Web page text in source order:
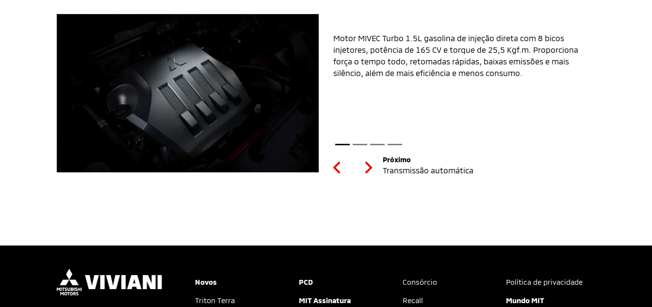
Motor MIVEC Turbo 1.5L gasolina de injeção direta com 8 bicos
injetores, potência de 165 CV e torque de 25,5 Kgf.m. Proporciona
força o tempo todo, retomadas rápidas, baixas emissões e mais
silêncio, além de mais eficiência e menos consumo.
Novos
Triton Terra
PCD
MIT Assinatura
Consórcio
Recall
Política de privacidade
Mundo MIT